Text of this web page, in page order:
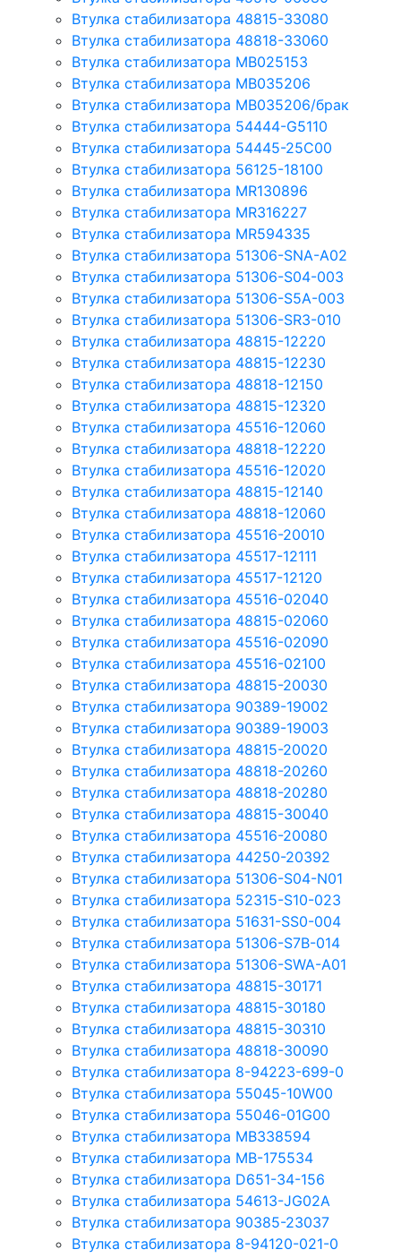
Втулка стабилизатора 48815-33080
Втулка стабилизатора 48818-33060
Втулка стабилизатора MB025153
Втулка стабилизатора MB035206
Втулка стабилизатора MB035206/брак
Втулка стабилизатора 54444-G5110
Втулка стабилизатора 54445-25C00
Втулка стабилизатора 56125-18100
Втулка стабилизатора MR130896
Втулка стабилизатора MR316227
Втулка стабилизатора MR594335
Втулка стабилизатора 51306-SNA-A02
Втулка стабилизатора 51306-S04-003
Втулка стабилизатора 51306-S5A-003
Втулка стабилизатора 51306-SR3-010
Втулка стабилизатора 48815-12220
Втулка стабилизатора 48815-12230
Втулка стабилизатора 48818-12150
Втулка стабилизатора 48815-12320
Втулка стабилизатора 45516-12060
Втулка стабилизатора 48818-12220
Втулка стабилизатора 45516-12020
Втулка стабилизатора 48815-12140
Втулка стабилизатора 48818-12060
Втулка стабилизатора 45516-20010
Втулка стабилизатора 45517-12111
Втулка стабилизатора 45517-12120
Втулка стабилизатора 45516-02040
Втулка стабилизатора 48815-02060
Втулка стабилизатора 45516-02090
Втулка стабилизатора 45516-02100
Втулка стабилизатора 48815-20030
Втулка стабилизатора 90389-19002
Втулка стабилизатора 90389-19003
Втулка стабилизатора 48815-20020
Втулка стабилизатора 48818-20260
Втулка стабилизатора 48818-20280
Втулка стабилизатора 48815-30040
Втулка стабилизатора 45516-20080
Втулка стабилизатора 44250-20392
Втулка стабилизатора 51306-S04-N01
Втулка стабилизатора 52315-S10-023
Втулка стабилизатора 51631-SS0-004
Втулка стабилизатора 51306-S7B-014
Втулка стабилизатора 51306-SWA-A01
Втулка стабилизатора 48815-30171
Втулка стабилизатора 48815-30180
Втулка стабилизатора 48815-30310
Втулка стабилизатора 48818-30090
Втулка стабилизатора 8-94223-699-0
Втулка стабилизатора 55045-10W00
Втулка стабилизатора 55046-01G00
Втулка стабилизатора MB338594
Втулка стабилизатора MB-175534
Втулка стабилизатора D651-34-156
Втулка стабилизатора 54613-JG02A
Втулка стабилизатора 90385-23037
Втулка стабилизатора 8-94120-021-0